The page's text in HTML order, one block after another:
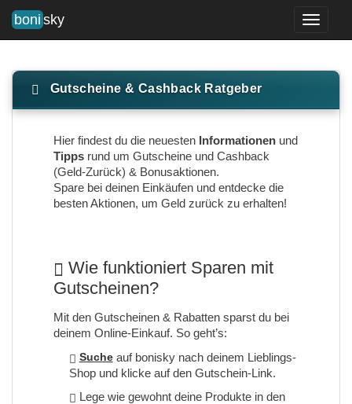
Toggle
boni sky
Gutscheine & Cashback Ratgeber
Hier findest du die neuesten Informationenund
Tippsrund um Gutscheine und Cashback
(Geld-Zurück) & Bonusaktionen.
Spare bei deinen Einkäufen und entdecke die
besten Aktionen, um Geld zurück zu erhalten!
Wie funktioniert Sparen mit
Gutscheinen?
Mit den Gutscheinen & Rabatten sparst du bei
deinem Online-Einkauf. So geht’s:
Sucheauf bonisky nach deinem Lieblings-
Shop und klicke auf den Gutschein-Link.
Lege wie gewohnt deine Produkte in den